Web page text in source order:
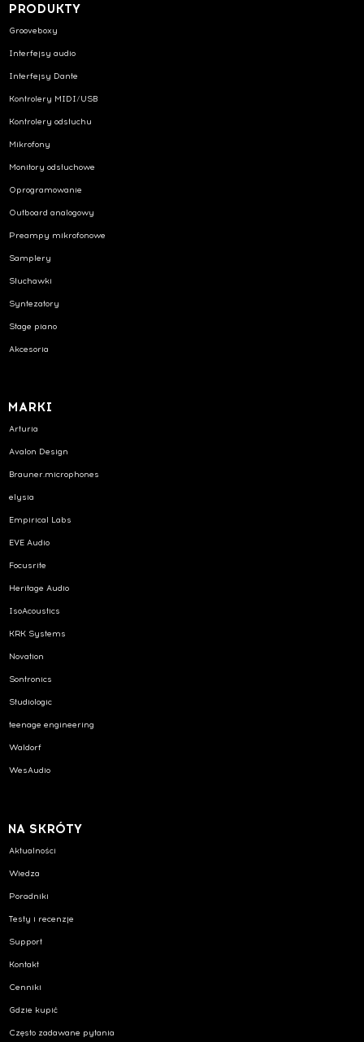
PRODUKTY
Grooveboxy
Interfejsy audio
Interfejsy Dante
Kontrolery MIDI/USB
Kontrolery odsłuchu
Mikrofony
Monitory odsłuchowe
Oprogramowanie
Outboard analogowy
Preampy mikrofonowe
Samplery
Słuchawki
Syntezatory
Stage piano
Akcesoria
MARKI
Arturia
Avalon Design
Brauner.microphones
elysia
Empirical Labs
EVE Audio
Focusrite
Heritage Audio
IsoAcoustics
KRK Systems
Novation
Sontronics
Studiologic
teenage engineering
Waldorf
WesAudio
NA SKRÓTY
Aktualności
Wiedza
Poradniki
Testy i recenzje
Support
Kontakt
Cenniki
Gdzie kupić
Często zadawane pytania